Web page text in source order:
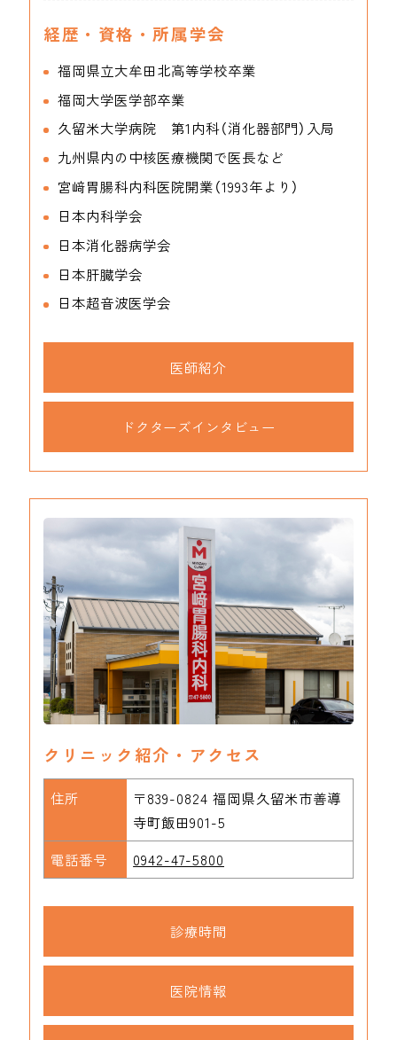
経歴・資格・所属学会
福岡県立大牟田北高等学校卒業
福岡大学医学部卒業
久留米大学病院 第1内科（消化器部門）入局
九州県内の中核医療機関で医長など
宮﨑胃腸科内科医院開業（1993年より）
日本内科学会
日本消化器病学会
日本肝臓学会
日本超音波医学会
医師紹介
ドクターズインタビュー
クリニック紹介・アクセス
住所
〒839-0824 福岡県久留米市善導
寺町飯田901-5
電話番号
0942-47-5800
診療時間
医院情報